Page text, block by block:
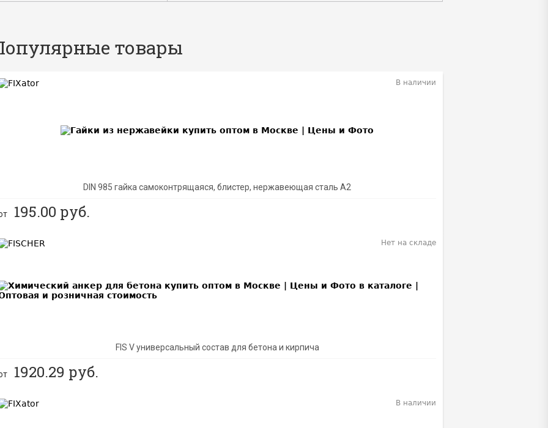
товары
DIN 985 гайка самоконтрящаяся, блистер, нержавеющая сталь A2
В наличии
195.00 руб.
FIS V универсальный состав для бетона и кирпича
Нет на складе
1920.29 руб.
В наличии